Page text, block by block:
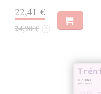
22,41 €
24,90 € ?